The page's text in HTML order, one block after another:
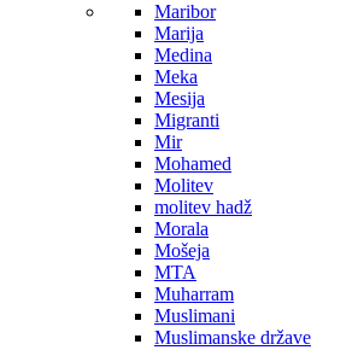
Maribor
Marija
Medina
Meka
Mesija
Migranti
Mir
Mohamed
Molitev
molitev hadž
Morala
Mošeja
MTA
Muharram
Muslimani
Muslimanske države